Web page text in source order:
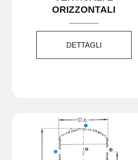
ORIZZONTALI
DETTAGLI